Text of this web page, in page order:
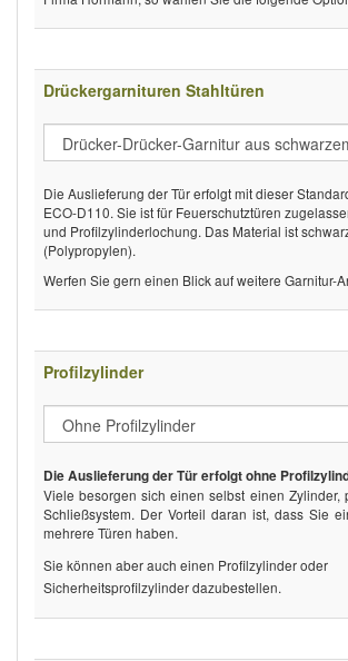
Drückergarnituren Stahltüren
Die Auslieferung der Tür erfolgt mit dieser
ECO-D110. Sie ist für Feuerschutztüren
und Profilzylinderlochung. Das Material ist
(Polypropylen).
Werfen Sie gern einen Blick auf weitere Garnitur-
Profilzylinder
Die Auslieferung der Tür erfolgt ohne
Viele besorgen sich einen selbst einen Zylinder,
Schließsystem. Der Vorteil daran ist, dass Sie
mehrere Türen haben.
Sie können aber auch einen Profilzylinder oder
Sicherheitsprofilzylinder dazubestellen.